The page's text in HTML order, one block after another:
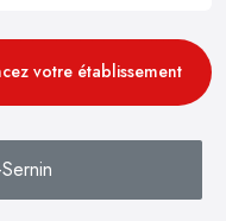
votre établissement